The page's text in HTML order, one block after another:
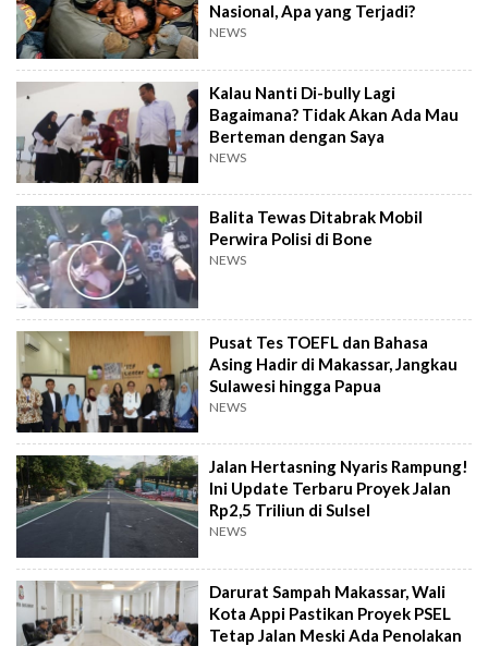
Nasional, Apa yang Terjadi?
NEWS
Kalau Nanti Di-bully Lagi
Bagaimana? Tidak Akan Ada Mau
Berteman dengan Saya
NEWS
Balita Tewas Ditabrak Mobil
Perwira Polisi di Bone
NEWS
Pusat Tes TOEFL dan Bahasa
Asing Hadir di Makassar, Jangkau
Sulawesi hingga Papua
NEWS
Jalan Hertasning Nyaris Rampung!
Ini Update Terbaru Proyek Jalan
Rp2,5 Triliun di Sulsel
NEWS
Darurat Sampah Makassar, Wali
Kota Appi Pastikan Proyek PSEL
Tetap Jalan Meski Ada Penolakan